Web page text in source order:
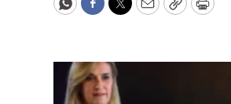
WhatsApp
Facebook
Twitter
EmailCopyPrint